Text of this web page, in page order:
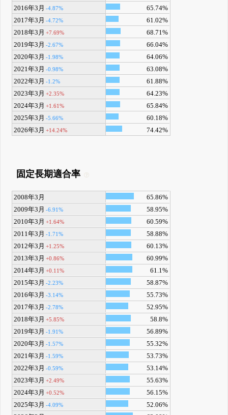
2016年3月 -4.87%
65.74%
2017年3月 -4.72%
61.02%
2018年3月 +7.69%
68.71%
2019年3月 -2.67%
66.04%
2020年3月 -1.98%
64.06%
2021年3月 -0.98%
63.08%
2022年3月 -1.2%
61.88%
2023年3月 +2.35%
64.23%
2024年3月 +1.61%
65.84%
2025年3月 -5.66%
60.18%
2026年3月 +14.24% 74.42%
固定長期適合率
2008年3月
65.86%
2009年3月 -6.91%
58.95%
2010年3月 +1.64%
60.59%
2011年3月 -1.71%
58.88%
2012年3月 +1.25%
60.13%
2013年3月 +0.86%
60.99%
2014年3月 +0.11%
61.1%
2015年3月 -2.23%
58.87%
2016年3月 -3.14%
55.73%
2017年3月 -2.78%
52.95%
2018年3月 +5.85%
58.8%
2019年3月 -1.91%
56.89%
2020年3月 -1.57%
55.32%
2021年3月 -1.59%
53.73%
2022年3月 -0.59%
53.14%
2023年3月 +2.49%
55.63%
2024年3月 +0.52%
56.15%
2025年3月 -4.09%
52.06%